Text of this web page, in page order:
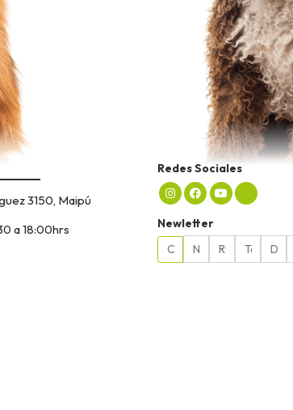
3150, Maipú
a 18:00hrs
Redes Sociales
Newletter